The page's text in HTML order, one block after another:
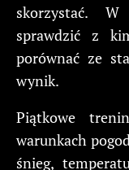
skorzystać.
sprawdzić z
porównać ze
wynik.
Piątkowe
warunkach
śnieg,